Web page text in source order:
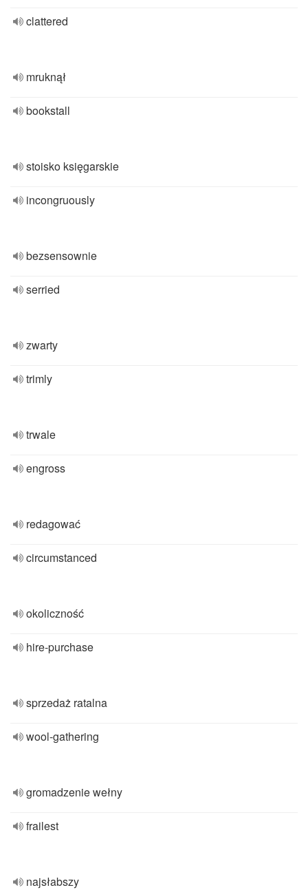
clattered
mruknął
bookstall
stoisko księgarskie
incongruously
bezsensownie
serried
zwarty
trimly
trwale
engross
redagować
circumstanced
okoliczność
hire-purchase
sprzedaż ratalna
wool-gathering
gromadzenie wełny
frailest
najsłabszy